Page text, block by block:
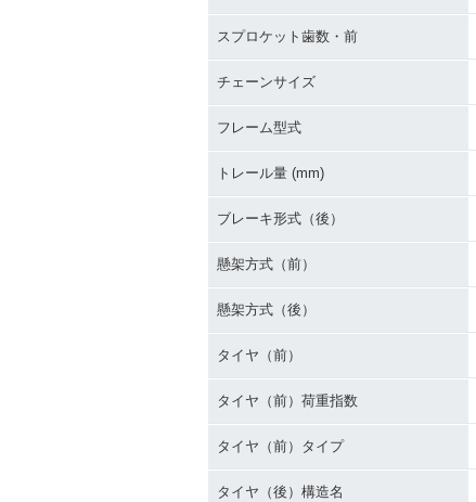
スプロケット歯数・前
チェーンサイズ
フレーム型式
トレール量 (mm)
ブレーキ形式（後）
懸架方式（前）
懸架方式（後）
タイヤ（前）
タイヤ（前）荷重指数
タイヤ（前）タイプ
タイヤ（後）構造名